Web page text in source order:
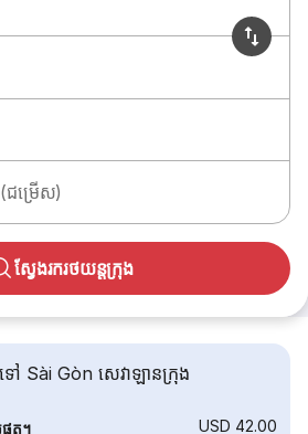
ជម្រើស)
ស្វែងរករថយន្តក្រុង
Sài Gòn សេវាឡានក្រុង
ត។ USD 42.00